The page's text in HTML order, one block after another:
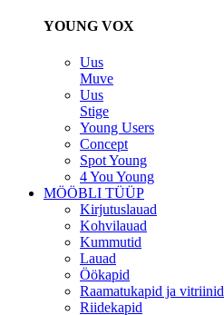
YOUNG VOX
Uus
Muve
Uus
Stige
Young Users
Concept
Spot Young
4 You Young
MÖÖBLI TÜÜP
Kirjutuslauad
Kohvilauad
Kummutid
Lauad
Öökapid
Raamatukapid ja vitriinid
Riidekapid